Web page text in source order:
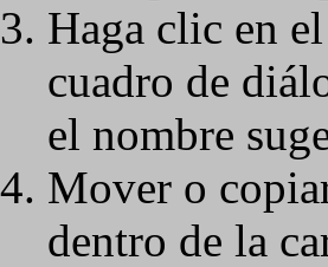
Haga clic en
cuadro de
el nombre
Mover o
dentro de la